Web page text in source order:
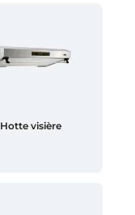
Hotte visière